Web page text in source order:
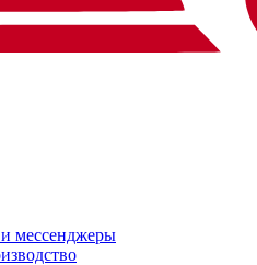
мессенджеры